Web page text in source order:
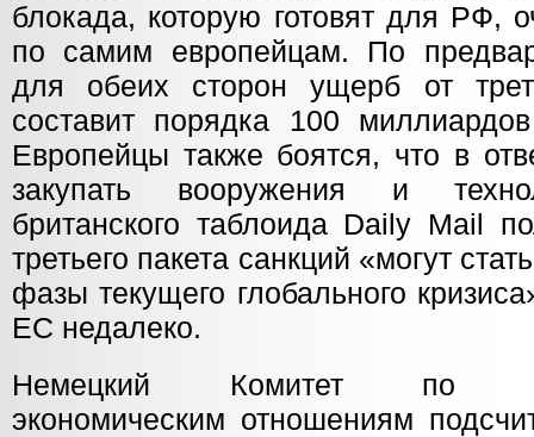
блокада, которую готовят для РФ,
по самим европейцам. По
для обеих сторон ущерб от
составит порядка 100
Европейцы также боятся, что в
закупать вооружения и
британского таблоида Daily Mail
третьего пакета санкций «могут
фазы текущего глобального
ЕС недалеко.
Немецкий Комитет по
экономическим отношениям